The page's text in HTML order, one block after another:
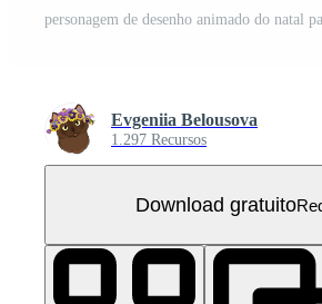
personagem de desenho animado do natal
Evgeniia Belousova
1.297 Recursos
Download gratuito